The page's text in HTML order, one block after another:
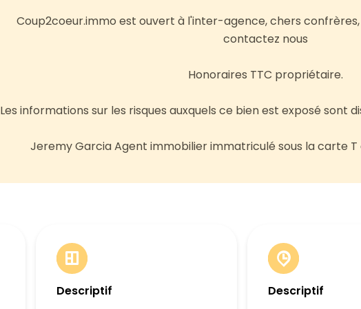
Coup2coeur.immo est ouvert à l'inter-agence, chers confrères,
contactez nous
Honoraires TTC propriétaire.
Les informations sur les risques auxquels ce bien est exposé sont
Jeremy Garcia Agent immobilier immatriculé sous la carte T
Descriptif Descriptif